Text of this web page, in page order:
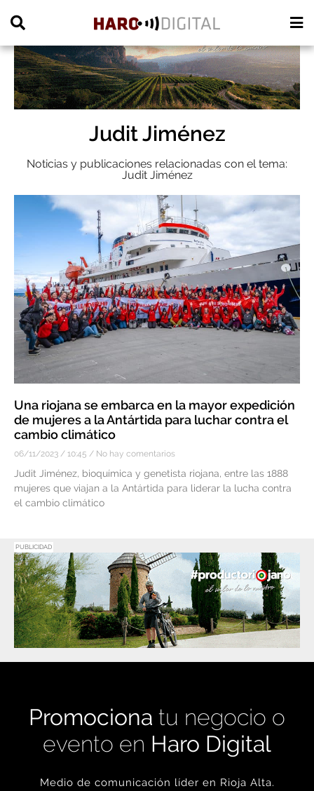
Judit Jiménez
Noticias y publicaciones relacionadas con el tema:
Judit Jiménez
Una riojana se embarca en la mayor expedición
de mujeres a la Antártida para luchar contra el
cambio climático
06/11/2023 10:45 No hay comentarios
Judit Jiménez, bioquímica y genetista riojana, entre las 1888
mujeres que viajan a la Antártida para liderar la lucha contra
el cambio climático
PUBLICIDAD
Promociona tu negocio o
evento en Haro Digital
Medio de comunicación líder en Rioja Alta.